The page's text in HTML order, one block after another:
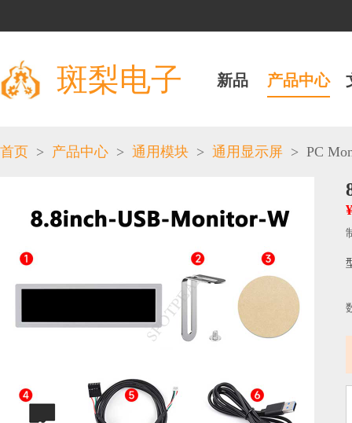
斑梨电子 新品 产品中心
首页 > 产品中心 > 通用模块 > 通用显示屏 > PC